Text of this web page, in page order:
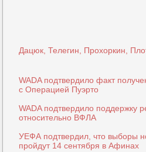
Дацюк, Телегин, Прохоркин,
WADA подтвердило факт
с Операцией Пуэрто
WADA подтвердило
относительно ВФЛА
УЕФА подтвердил, что выборы
пройдут 14 сентября в Афинах